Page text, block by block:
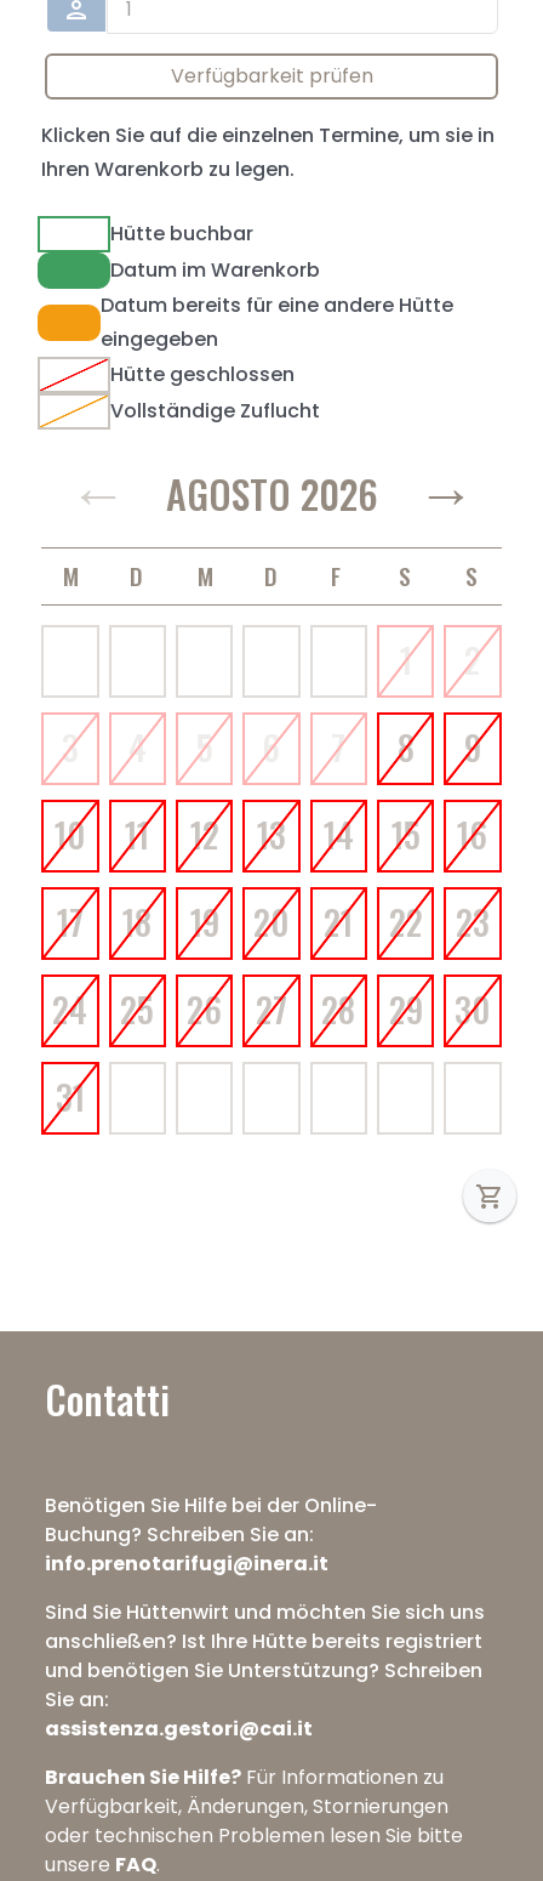
shopping_cart
person
Verfügbarkeit prüfen
Klicken Sie auf die einzelnen Termine, um sie in
Ihren Warenkorb zu legen.
Hütte buchbar
Datum im Warenkorb
Datum bereits für eine andere Hütte
eingegeben
Hütte geschlossen
Vollständige Zuflucht
← AGOSTO 2026 →
1
2
3
4 5 6 7 8
9
10
11 12 13 14 15
16
17
18 19 20 21 22
23
24
25 26 27 28 29
30
31
Contatti
Benötigen Sie Hilfe bei der Online-
Buchung? Schreiben Sie an:
info.prenotarifugi@inera.it
Sind Sie Hüttenwirt und möchten Sie sich uns
anschließen? Ist Ihre Hütte bereits registriert
und benötigen Sie Unterstützung? Schreiben
Sie an:
assistenza.gestori@cai.it
Brauchen Sie Hilfe? Für Informationen zu
Verfügbarkeit, Änderungen, Stornierungen
oder technischen Problemen lesen Sie bitte
unsere FAQ.